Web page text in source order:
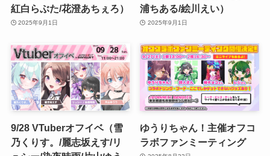
紅白らぶた/花澄あちぇろ）
2025年9月1日
浦ちある/絵川えい）
2025年9月1日
9/28 VTuberオフイベ（雪
乃くりす。/麗志坂えす/リ
ゆうりちゃん！主催オフコ
ラボファンミーティング